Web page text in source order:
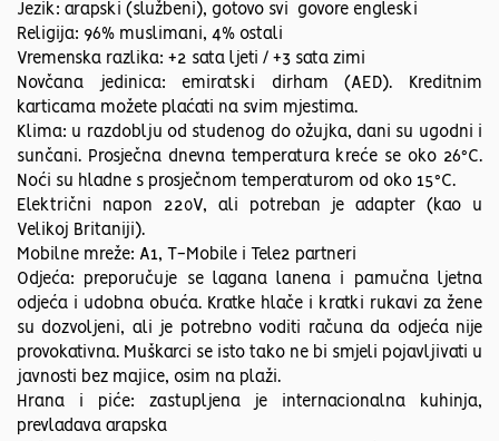
Jezik: arapski (službeni), gotovo svi govore engleski
Religija: 96% muslimani, 4% ostali
Vremenska razlika: +2 sata ljeti / +3 sata zimi
Novčana jedinica: emiratski dirham (AED). Kreditnim
karticama možete plaćati na svim mjestima.
Klima: u razdoblju od studenog do ožujka, dani su ugodni i
sunčani. Prosječna dnevna temperatura kreće se oko 26°C.
Noći su hladne s prosječnom temperaturom od oko 15°C.
Električni napon 220V, ali potreban je adapter (kao u
Velikoj Britaniji).
Mobilne mreže: A1, T-Mobile i Tele2 partneri
Odjeća: preporučuje se lagana lanena i pamučna ljetna
odjeća i udobna obuća. Kratke hlače i kratki rukavi za žene
su dozvoljeni, ali je potrebno voditi računa da odjeća nije
provokativna. Muškarci se isto tako ne bi smjeli pojavljivati u
javnosti bez majice, osim na plaži.
Hrana i piće: zastupljena je internacionalna kuhinja,
prevladava arapska